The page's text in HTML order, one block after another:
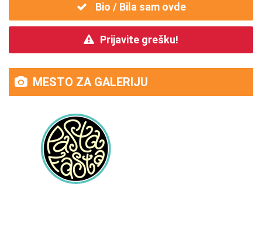
Bio / Bila sam ovde
Prijavite grešku!
MESTO ZA GALERIJU